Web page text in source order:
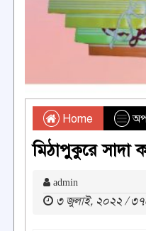
Home
মিঠাপুকুরে সাদা
admin
৩ জুলাই, ২০২২ /